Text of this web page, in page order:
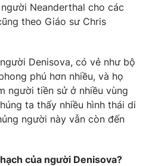
Neanderthal cho các
theo Giáo sư Chris
Denisova, có vẻ như bộ
phú hơn nhiều, và họ
người tiền sử ở nhiều vùng
ta thấy nhiều hình thái di
người này vẫn còn đến
của người Denisova?